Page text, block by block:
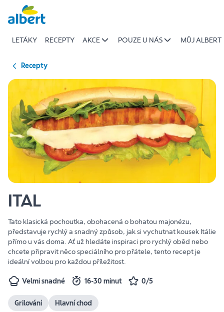
Přeskočit
LETÁKY RECEPTY AKCE POUZE U NÁS MŮJ ALBERT
Recepty
ITAL
Tato klasická pochoutka, obohacená o bohatou majonézu,
představuje rychlý a snadný způsob, jak si vychutnat kousek Itálie
přímo u vás doma. Ať už hledáte inspiraci pro rychlý oběd nebo
chcete připravit něco speciálního pro přátele, tento recept je
ideální volbou pro každou příležitost.
Velmi snadné 16-30 minut 0/5
Grilování Hlavní chod